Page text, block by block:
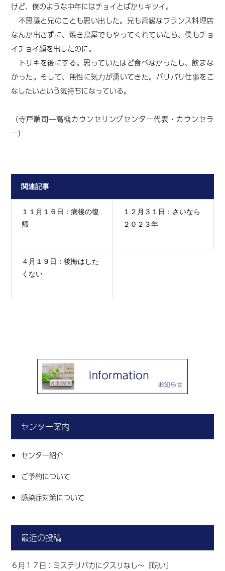
けど、僕のような中年にはチョイとばかりキツイ。
不思議と兄のことも思い出した。兄も高級なフランス料理店
なんか出さずに、焼き鳥屋でもやってくれていたら、僕もチョ
イチョイ顔を出したのに。
トリキを後にする。思っていたほど食べなかったし、飲まな
かった。そして、無性に気力が湧いてきた。バリバリ仕事をこ
なしたいという気持ちになっている。
（寺戸順司―高槻カウンセリングセンター代表・カウンセラ
ー）
関連記事
１１月１６日：病後の復
帰
１２月３１日：さいなら
２０２３年
４月１９日：後悔はした
くない
センター案内
センター紹介
ご予約について
感染症対策について
最近の投稿
６月１７日：ミステリバカにクスリなし～『呪い』